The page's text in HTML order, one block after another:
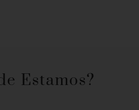
Estamos?​